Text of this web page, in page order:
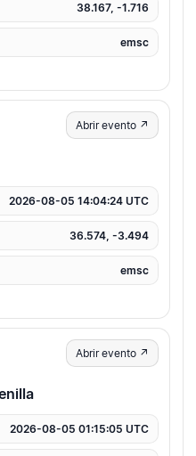
38.167, -1.716
emsc
Abrir evento ↗
2026-08-05 14:04:24 UTC
36.574, -3.494
emsc
Abrir evento ↗
2026-08-05 01:15:05 UTC